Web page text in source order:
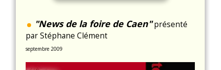
. "News de la foire de Caen"présenté
par Stéphane Clément
septembre 2009